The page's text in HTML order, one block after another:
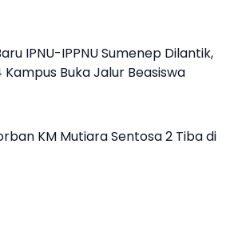
IPNU-IPPNU Sumenep Dilantik,
Buka Jalur Beasiswa
KM Mutiara Sentosa 2 Tiba di